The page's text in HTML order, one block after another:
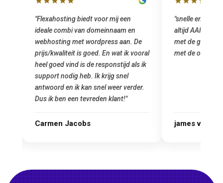
"snelle en vriendelijke service. staat
altijd AAN (: fijne prijzen vergeleken
met de grote jongens en dus nu al blij
met de overstap!"
james van oranje
"Top service. Ik
het installeren
was meteen
gemaakt. Top
Marcel Thijs